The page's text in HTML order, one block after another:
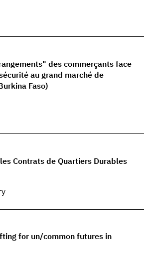
des commerçants face
au grand marché de
Faso)
Contrats de Quartiers Durables
for un/common futures in